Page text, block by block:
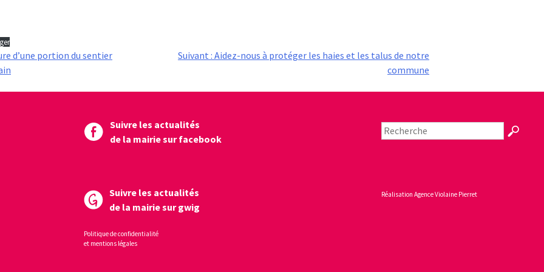
d’une portion du sentier
Suivant : Aidez-nous à protéger les haies et les talus de notre
commune
Suivre les actualités
de la mairie sur facebook
Suivre les actualités
de la mairie sur gwig
Politique de confidentialité
et mentions légales
RéalisationAgence Violaine Pierret